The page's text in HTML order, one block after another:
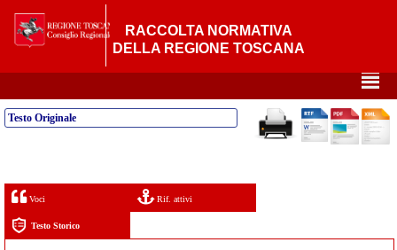
RACCOLTA NORMATIVA
DELLA REGIONE TOSCANA
²
Testo Originale
Voci Rif. attivi
Testo Storico